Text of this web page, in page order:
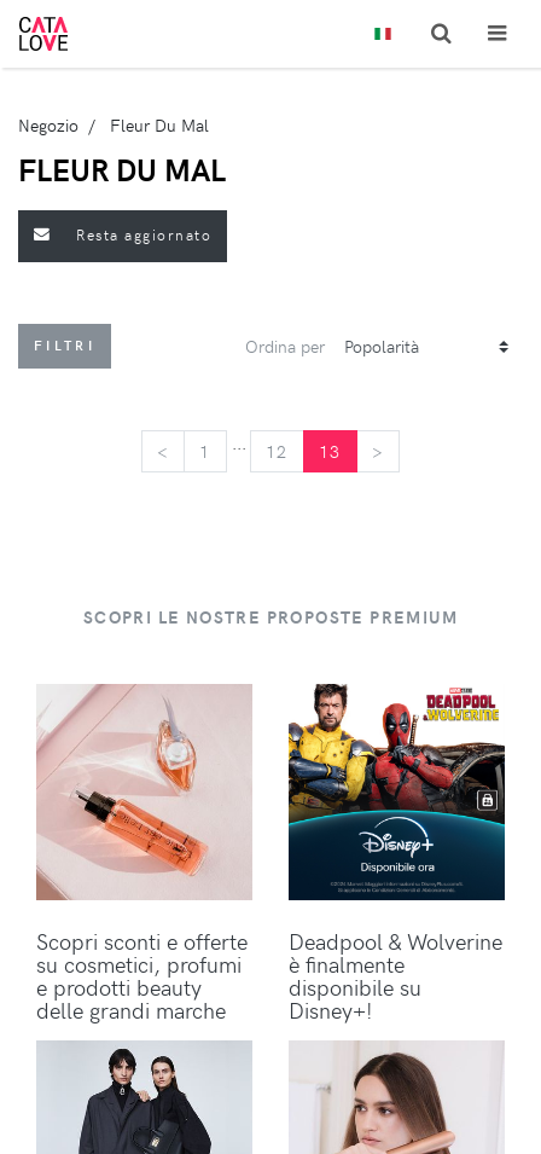
Negozio Fleur Du Mal
FLEUR DU MAL
Resta aggiornato
FILTRI Ordina per
< 1 12 13 >
SCOPRI LE NOSTRE PROPOSTE PREMIUM
Scopri sconti e offerte
su cosmetici, profumi
e prodotti beauty
delle grandi marche
Deadpool & Wolverine
è finalmente
disponibile su
Disney+!